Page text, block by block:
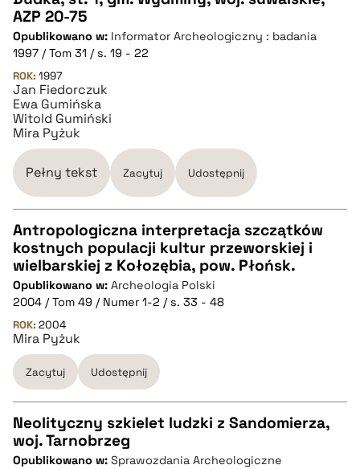
AZP 20-75
Opublikowano w: Informator Archeologiczny : badania
1997 / Tom 31 / s. 19 - 22
ROK: 1997
Jan Fiedorczuk
Ewa Gumińska
Witold Gumiński
Mira Pyżuk
Pełny tekst Zacytuj Udostępnij
CZYSTY TEKST
pobierz cytat
BIBTEX
pobierz cytat
Antropologiczna interpretacja szczątków
kostnych populacji kultur przeworskiej i
wielbarskiej z Kołozębia, pow. Płońsk.
Opublikowano w: Archeologia Polski
2004 / Tom 49 / Numer 1-2 / s. 33 - 48
ROK: 2004
Mira Pyżuk
Zacytuj Udostępnij
CZYSTY TEKST
Neolityczny szkielet ludzki z Sandomierza,
woj. Tarnobrzeg
Opublikowano w: Sprawozdania Archeologiczne